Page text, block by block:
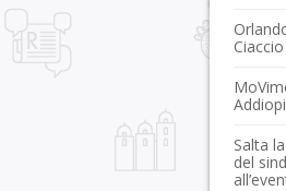
Salta
del